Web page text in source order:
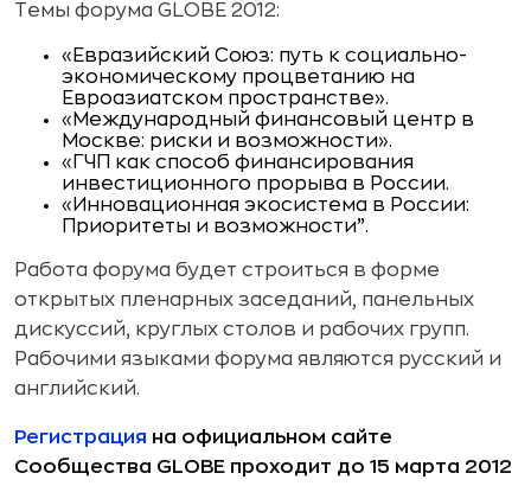
Темы форума GLOBE 2012:
«Евразийский Союз: путь к социально-
экономическому процветанию на
Евроазиатском пространстве».
«Международный финансовый центр в
Москве: риски и возможности».
«ГЧП как способ финансирования
инвестиционного прорыва в России.
«Инновационная экосистема в России:
Приоритеты и возможности”.
Работа форума будет строиться в форме
открытых пленарных заседаний, панельных
дискуссий, круглых столов и рабочих групп.
Рабочими языками форума являются русский и
английский.
Регистрация на официальном сайте
Сообщества GLOBE проходит до 15 марта 2012